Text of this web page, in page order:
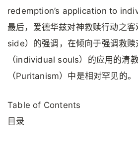
redemption’s application to
最后，爱德华兹对神救赎行动之
side）的强调，在倾向于强调救赎
（individual souls）的应用的清
（Puritanism）中是相对罕见的。
Table of Contents
目录